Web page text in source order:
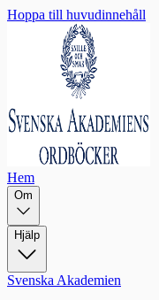
Hoppa till huvudinnehåll
Hem
Om
Hjälp
Svenska Akademien